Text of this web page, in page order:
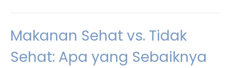
Makanan Sehat vs. Tidak
Sehat: Apa yang Sebaiknya